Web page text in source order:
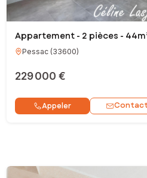
Appartement - 2 pièces -
Pessac(33600)
229 000 €
Appeler